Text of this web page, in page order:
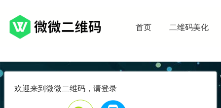
首页 二维码美化
欢迎来到微微二维码，请登录